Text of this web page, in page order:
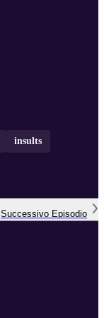
insults
Successivo Episodio